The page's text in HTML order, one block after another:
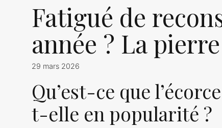
Fatigué de
année ? La
29 mars 2026
Qu’est-ce que
t-elle en popularité ?